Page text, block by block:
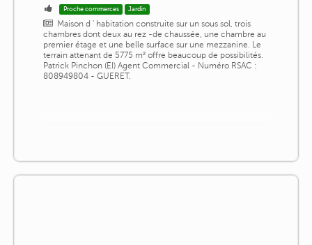
Proche commerces Jardin
Maison d ' habitation construite sur un sous sol, trois
chambres dont deux au rez -de chaussée, une chambre au
premier étage et une belle surface sur une mezzanine. Le
terrain attenant de 5775 m² offre beaucoup de possibilités.
Patrick Pinchon (EI) Agent Commercial - Numéro RSAC :
808949804 - GUERET.